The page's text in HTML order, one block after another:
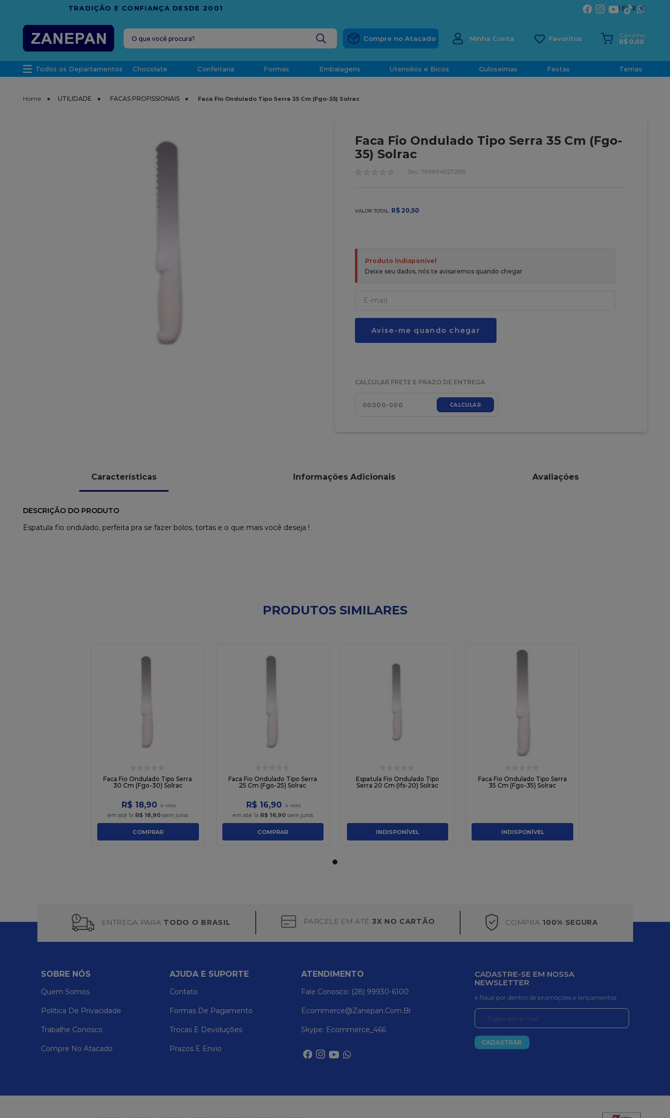
FRETE GRÁTIS
O que você procura?
Minha Conta
Carrinho
R$ 0,00
Todos os Departamentos Chocolate Confeitaria Formas Embalagens Utensilios e Bicos Guloseimas Festas Temas
UTILIDADE FACAS PROFISSIONAIS Faca Fio Ondulado Tipo Serra 35 Cm (Fgo-35) Solrac
Faca Fio Ondulado Tipo Serra 35 Cm (Fgo-
35) Solrac
☆ ☆ ☆ ☆ ☆ : 7898949272519
VALOR TOTAL: R$ 20,50
Produto Indisponível
Deixe seu dados, nós te avisaremos quando chegar
Avise-me quando chegar
CALCULAR FRETE E PRAZO DE ENTREGA
CALCULAR
Características Informações Adicionais Avaliações
DESCRIÇÃO DO PRODUTO
Espatula fio ondulado, perfeita pra se fazer bolos, tortas e o que mais você deseja !
PRODUTOS SIMILARES
☆ ☆ ☆ ☆ ☆
Faca Fio Ondulado Tipo Serra
30 Cm (Fgo-30) Solrac
R$ 18,90
em até1x R$ 18,90 sem juros
COMPRAR
☆ ☆ ☆ ☆ ☆
Faca Fio Ondulado Tipo Serra
25 Cm (Fgo-25) Solrac
R$ 16,90
em até 1x R$ 16,90sem juros
COMPRAR
☆ ☆ ☆ ☆ ☆
Espatula Fio Ondulado Tipo
Serra 20 Cm (Ifs-20) Solrac
INDISPONÍVEL
☆ ☆ ☆ ☆ ☆
Faca Fio Ondulado Tipo Serra
35 Cm (Fgo-35) Solrac
INDISPONÍVEL
ENTREGA PARA TODO O BRASIL PARCELE EM ATÉ 3X NO CARTÃO COMPRA 100% SEGURA
SOBRE NÓS
Quem Somos
Política De Privacidade
Trabalhe Conosco
Compre No Atacado
AJUDA E SUPORTE
Contato
Formas De Pagamento
Trocas E Devoluções
Prazos E Envio
ATENDIMENTO
Fale Conosco: (28) 99930-6100
Ecommerce@zanepan.com.br
Skype: Ecommerce_466
CADASTRE-SE EM NOSSA
NEWSLETTER
e fique por dentro de promoções e lançamentos
CADASTRAR
leite condensado